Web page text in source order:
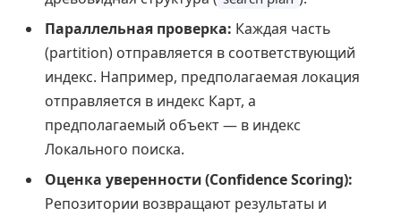
Параллельная проверка: Каждая часть
(partition) отправляется в соответствующий
индекс. Например, предполагаемая локация
отправляется в индекс Карт, а
предполагаемый объект — в индекс
Локального поиска.
Оценка уверенности (Confidence Scoring):
Репозитории возвращают результаты и